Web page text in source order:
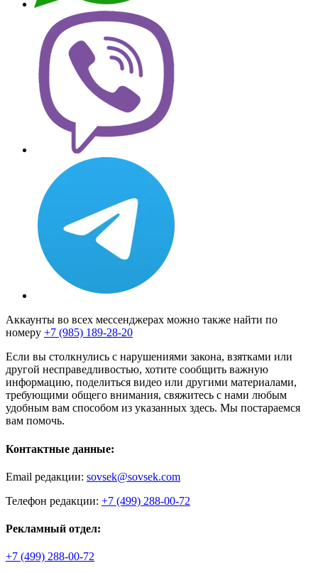
Аккаунты во всех мессенджерах можно также найти по
номеру +7 (985) 189-28-20
Если вы столкнулись с нарушениями закона, взятками или
другой несправедливостью, хотите сообщить важную
информацию, поделиться видео или другими материалами,
требующими общего внимания, свяжитесь с нами любым
удобным вам способом из указанных здесь. Мы постараемся
вам помочь.
Контактные данные:
Email редакции: sovsek@sovsek.com
Телефон редакции: +7 (499) 288-00-72
Рекламный отдел:
+7 (499) 288-00-72